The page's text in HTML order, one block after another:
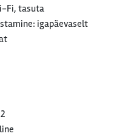
Fi, tasuta
igapäevaselt